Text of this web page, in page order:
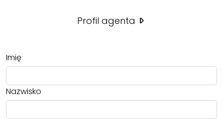
Profil agenta
Imię
Nazwisko